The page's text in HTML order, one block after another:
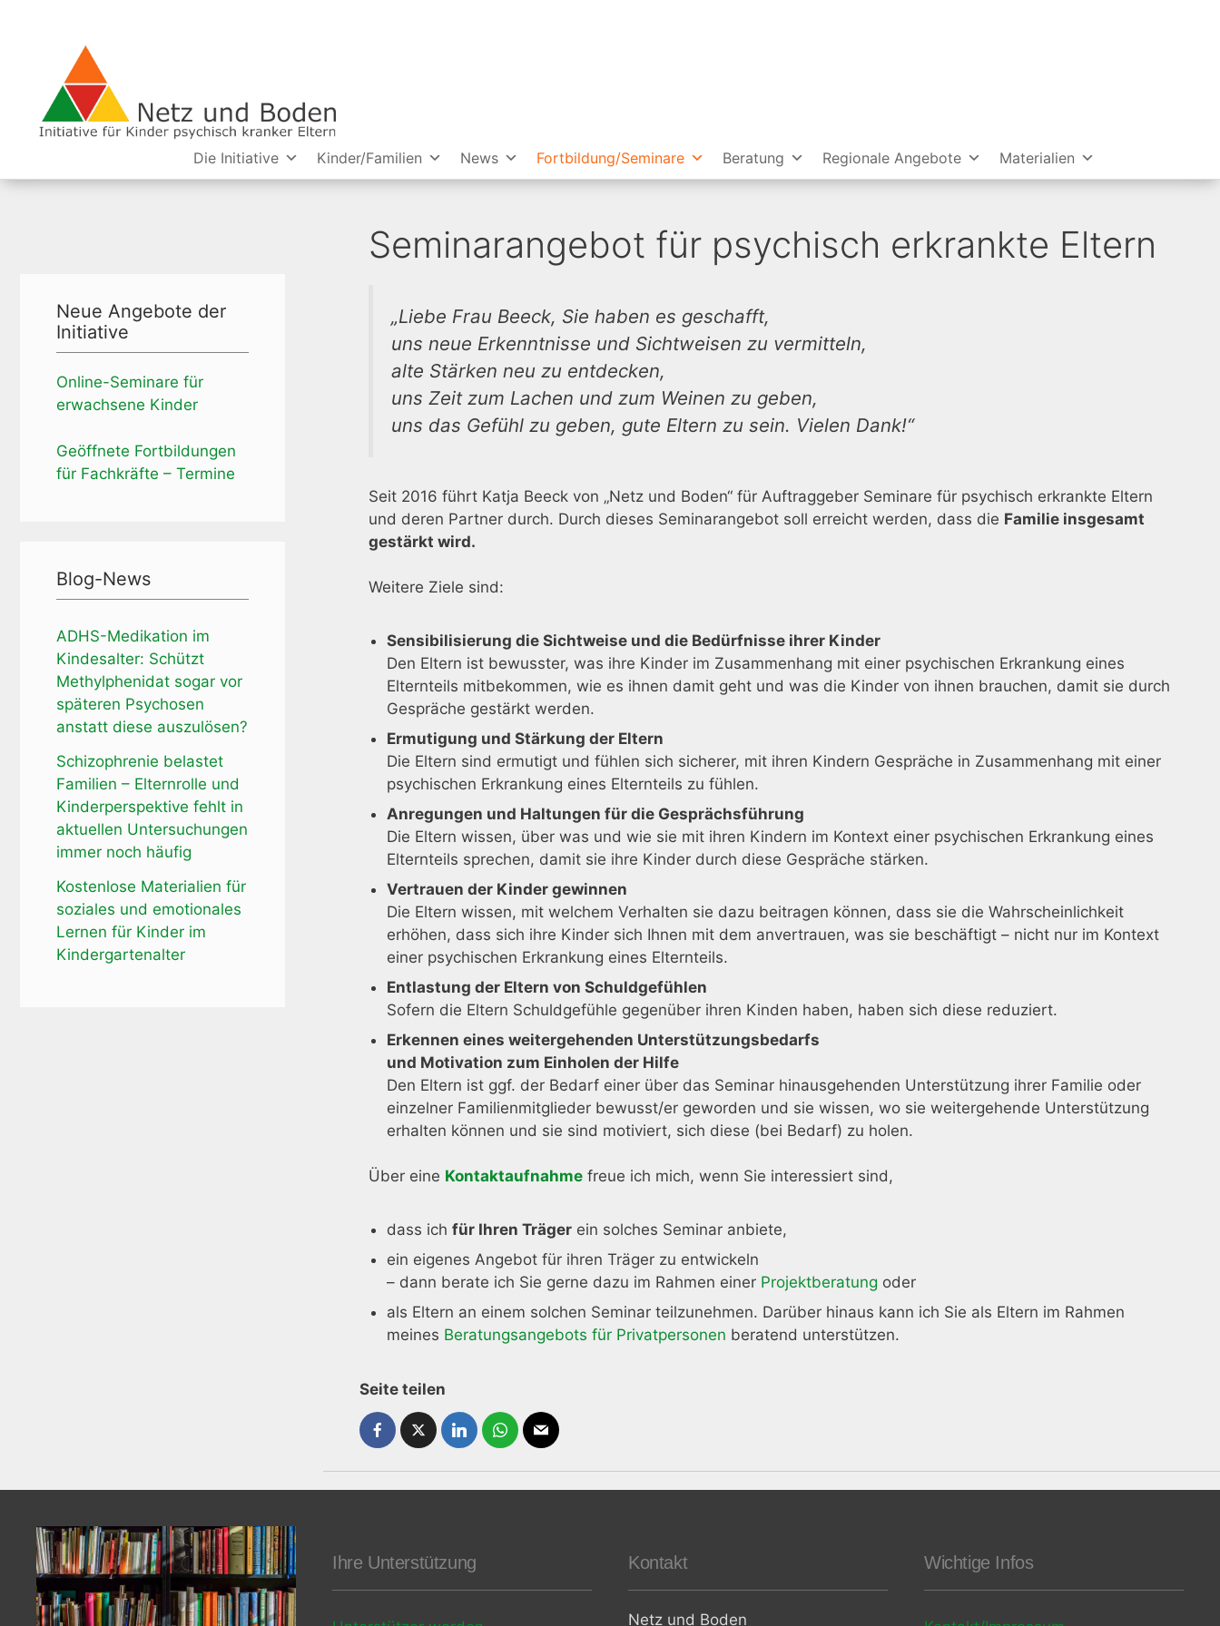
Die Initiative Kinder/Familien News Fortbildung/Seminare Beratung Regionale Angebote Materialien
Seminarangebot für psychisch erkrankte Eltern
„Liebe Frau Beeck, Sie haben es geschafft,
uns neue Erkenntnisse und Sichtweisen zu vermitteln,
alte Stärken neu zu entdecken,
uns Zeit zum Lachen und zum Weinen zu geben,
uns das Gefühl zu geben, gute Eltern zu sein. Vielen Dank!“
Seit 2016 führt Katja Beeck von „Netz und Boden“ für Auftraggeber Seminare für psychisch erkrankte Eltern
und deren Partner durch. Durch dieses Seminarangebot soll erreicht werden, dass die Familie insgesamt
gestärkt wird.
Weitere Ziele sind:
Sensibilisierung die Sichtweise und die Bedürfnisse ihrer Kinder
Den Eltern ist bewusster, was ihre Kinder im Zusammenhang mit einer psychischen Erkrankung eines
Elternteils mitbekommen, wie es ihnen damit geht und was die Kinder von ihnen brauchen, damit sie durch
Gespräche gestärkt werden.
Ermutigung und Stärkung der Eltern
Die Eltern sind ermutigt und fühlen sich sicherer, mit ihren Kindern Gespräche in Zusammenhang mit einer
psychischen Erkrankung eines Elternteils zu fühlen.
Anregungen und Haltungen für die Gesprächsführung
Die Eltern wissen, über was und wie sie mit ihren Kindern im Kontext einer psychischen Erkrankung eines
Elternteils sprechen, damit sie ihre Kinder durch diese Gespräche stärken.
Vertrauen der Kinder gewinnen
Die Eltern wissen, mit welchem Verhalten sie dazu beitragen können, dass sie die Wahrscheinlichkeit
erhöhen, dass sich ihre Kinder sich Ihnen mit dem anvertrauen, was sie beschäftigt – nicht nur im Kontext
einer psychischen Erkrankung eines Elternteils.
Entlastung der Eltern von Schuldgefühlen
Sofern die Eltern Schuldgefühle gegenüber ihren Kinden haben, haben sich diese reduziert.
Erkennen eines weitergehenden Unterstützungsbedarfs
und Motivation zum Einholen der Hilfe
Den Eltern ist ggf. der Bedarf einer über das Seminar hinausgehenden Unterstützung ihrer Familie oder
einzelner Familienmitglieder bewusst/er geworden und sie wissen, wo sie weitergehende Unterstützung
erhalten können und sie sind motiviert, sich diese (bei Bedarf) zu holen.
Über eine Kontaktaufnahme freue ich mich, wenn Sie interessiert sind,
dass ich für Ihren Träger ein solches Seminar anbiete,
ein eigenes Angebot für ihren Träger zu entwickeln
– dann berate ich Sie gerne dazu im Rahmen einer Projektberatung oder
als Eltern an einem solchen Seminar teilzunehmen. Darüber hinaus kann ich Sie als Eltern im Rahmen
meines Beratungsangebots für Privatpersonen beratend unterstützen.
Seite teilen
Neue Angebote der
Initiative
Online-Seminare für
erwachsene Kinder
Geöffnete Fortbildungen
für Fachkräfte – Termine
Blog-News
ADHS-Medikation im
Kindesalter: Schützt
Methylphenidat sogar vor
späteren Psychosen
anstatt diese auszulösen?
Schizophrenie belastet
Familien – Elternrolle und
Kinderperspektive fehlt in
aktuellen Untersuchungen
immer noch häufig
Kostenlose Materialien für
soziales und emotionales
Lernen für Kinder im
Kindergartenalter
Ihre Unterstützung Kontakt
Netz und Boden
Wichtige Infos